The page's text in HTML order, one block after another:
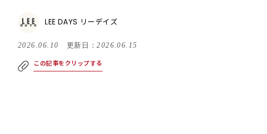
LEE DAYS リーデイズ
2026.06.10 更新日：2026.06.15
この記事をクリップする